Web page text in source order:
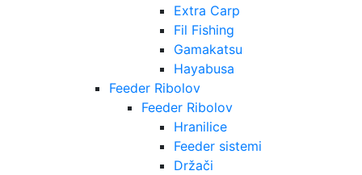
Extra Carp
Fil Fishing
Gamakatsu
Hayabusa
Feeder Ribolov
Feeder Ribolov
Hranilice
Feeder sistemi
Držači